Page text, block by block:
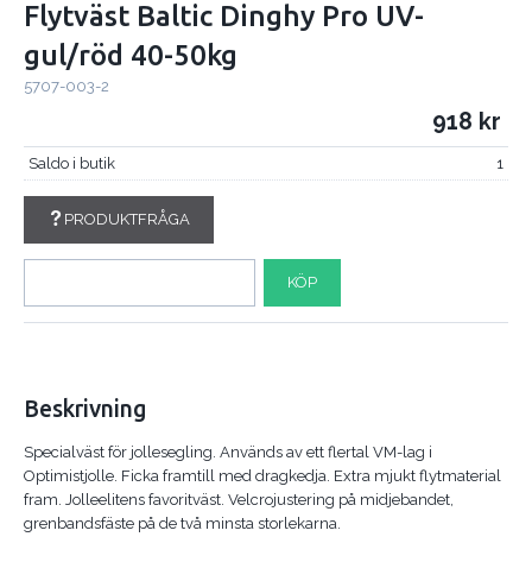
Flytväst Baltic Dinghy Pro UV-
gul/röd 40-50kg
5707-003-2
918
Saldo i butik 1
PRODUKTFRÅGA
KÖP
Beskrivning
Specialväst för jollesegling. Används av ett flertal VM-lag i
Optimistjolle. Ficka framtill med dragkedja. Extra mjukt flytmaterial
fram. Jolleelitens favoritväst. Velcrojustering på midjebandet,
grenbandsfäste på de två minsta storlekarna.